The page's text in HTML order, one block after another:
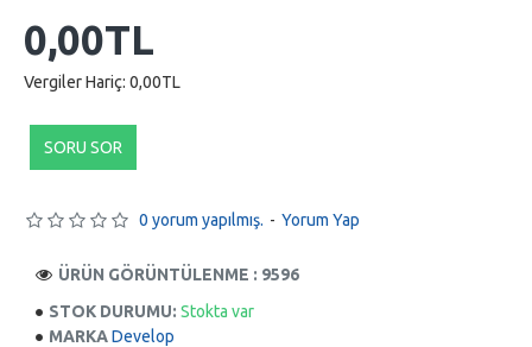
STOK DURUMU: Stokta var
MARKADevelop
ÜRÜN GÖRÜNTÜLENME : 9596
0 yorum yapılmış. - Yorum Yap
0,00TL
Vergiler Hariç: 0,00TL
SORU SOR